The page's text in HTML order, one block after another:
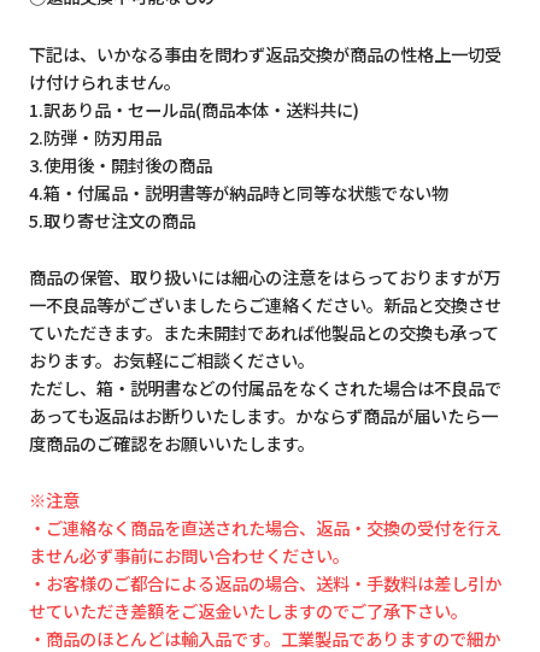
下記は、いかなる事由を問わず返品交換が商品の性格上一切受
け付けられません。
1.訳あり品・セール品(商品本体・送料共に)
2.防弾・防刃用品
3.使用後・開封後の商品
4.箱・付属品・説明書等が納品時と同等な状態でない物
5.取り寄せ注文の商品
商品の保管、取り扱いには細心の注意をはらっておりますが万
一不良品等がございましたらご連絡ください。新品と交換させ
ていただきます。また未開封であれば他製品との交換も承って
おります。お気軽にご相談ください。
ただし、箱・説明書などの付属品をなくされた場合は不良品で
あっても返品はお断りいたします。かならず商品が届いたら一
度商品のご確認をお願いいたします。
※注意
・ご連絡なく商品を直送された場合、返品・交換の受付を行え
ません必ず事前にお問い合わせください。
・お客様のご都合による返品の場合、送料・手数料は差し引か
せていただき差額をご返金いたしますのでご了承下さい。
・商品のほとんどは輸入品です。工業製品でありますので細か